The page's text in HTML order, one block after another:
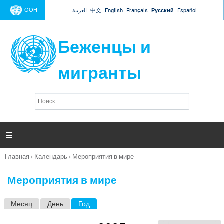
Jump to navigation
ООН العربية 中文 English Français Русский Español
Беженцы и
мигранты
п
и

Вы
Главная › Календарь › Мероприятия в мире
Мероприятия в мире
Месяц День Год